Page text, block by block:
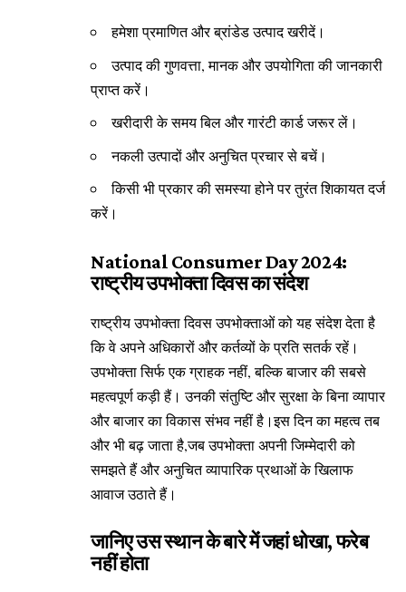
हमेशा प्रमाणित और ब्रांडेड उत्पाद खरीदें।
उत्पाद की गुणवत्ता, मानक और उपयोगिता की जानकारी
प्राप्त करें।
खरीदारी के समय बिल और गारंटी कार्ड जरूर लें।
नकली उत्पादों और अनुचित प्रचार से बचें।
किसी भी प्रकार की समस्या होने पर तुरंत शिकायत दर्ज
करें।
National Consumer Day 2024:
राष्ट्रीय उपभोक्ता दिवस का संदेश
राष्ट्रीय उपभोक्ता दिवस उपभोक्ताओं को यह संदेश देता है
कि वे अपने अधिकारों और कर्तव्यों के प्रति सतर्क रहें।
उपभोक्ता सिर्फ एक ग्राहक नहीं, बल्कि बाजार की सबसे
महत्वपूर्ण कड़ी हैं। उनकी संतुष्टि और सुरक्षा के बिना व्यापार
और बाजार का विकास संभव नहीं है।इस दिन का महत्व तब
और भी बढ़ जाता है,जब उपभोक्ता अपनी जिम्मेदारी को
समझते हैं और अनुचित व्यापारिक प्रथाओं के खिलाफ
आवाज उठाते हैं।
जानिए उस स्थान के बारे में जहां धोखा, फरेब
नहीं होता